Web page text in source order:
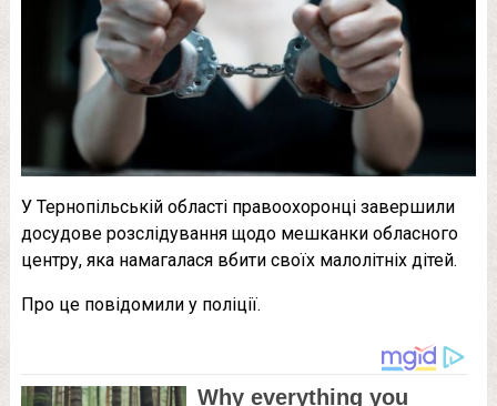
У Тернопільській області правоохоронці завершили
досудове розслідування щодо мешканки обласного
центру, яка намагалася вбити своїх малолітніх дітей.
Про це повідомили у поліції.